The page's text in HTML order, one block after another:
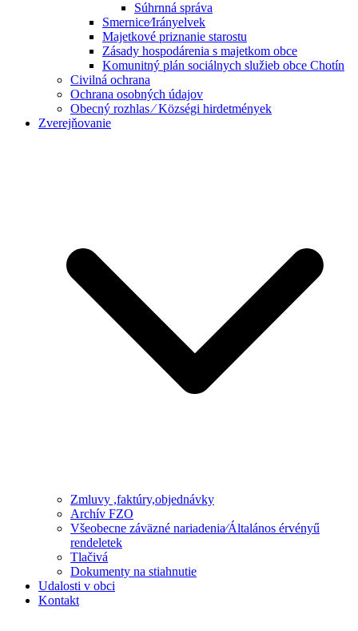
Súhrnná správa
Smernice⁄Irányelvek
Majetkové priznanie starostu
Zásady hospodárenia s majetkom obce
Komunitný plán sociálnych služieb obce Chotín
Civilná ochrana
Ochrana osobných údajov
Obecný rozhlas ⁄ Községi hirdetmények
Zverejňovanie
Zmluvy ,faktúry,objednávky
Archív FZO
Všeobecne záväzné nariadenia⁄Általános érvényű
rendeletek
Tlačivá
Dokumenty na stiahnutie
Udalosti v obci
Kontakt